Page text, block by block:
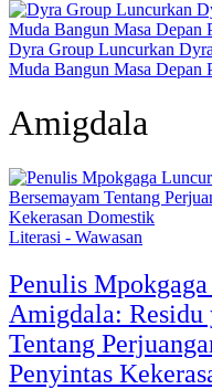
Dyra Group Luncurkan
Muda Bangun Masa Depan
Amigdala
Literasi - Wawasan
Penulis
Amigdala: Residu
Tentang
Penyintas